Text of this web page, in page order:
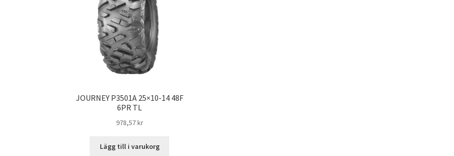
JOURNEY P3501A 25×10-14 48F
6PR TL
978,57 kr
Lägg till i varukorg